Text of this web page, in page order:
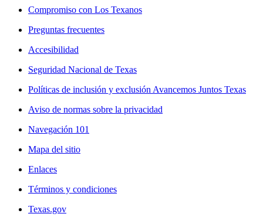
Compromiso con Los Texanos
Preguntas frecuentes
Accesibilidad
Seguridad Nacional de Texas
Políticas de inclusión y exclusión Avancemos Juntos Texas
Aviso de normas sobre la privacidad
Navegación 101
Mapa del sitio
Enlaces
Términos y condiciones
Texas.gov